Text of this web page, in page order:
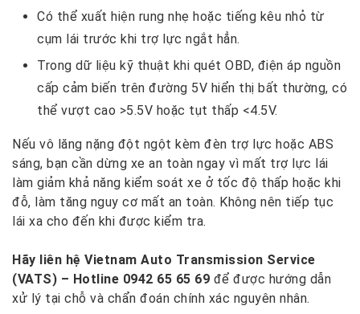
Có thể xuất hiện rung nhẹ hoặc tiếng kêu nhỏ từ
cụm lái trước khi trợ lực ngắt hẳn.
Trong dữ liệu kỹ thuật khi quét OBD, điện áp nguồn
cấp cảm biến trên đường 5V hiển thị bất thường, có
thể vượt cao >5.5V hoặc tụt thấp <4.5V.
Nếu vô lăng nặng đột ngột kèm đèn trợ lực hoặc ABS
sáng, bạn cần dừng xe an toàn ngay vì mất trợ lực lái
làm giảm khả năng kiểm soát xe ở tốc độ thấp hoặc khi
đỗ, làm tăng nguy cơ mất an toàn. Không nên tiếp tục
lái xa cho đến khi được kiểm tra.
Hãy liên hệ Vietnam Auto Transmission Service
(VATS) – Hotline 0942 65 65 69 để được hướng dẫn
xử lý tại chỗ và chẩn đoán chính xác nguyên nhân.